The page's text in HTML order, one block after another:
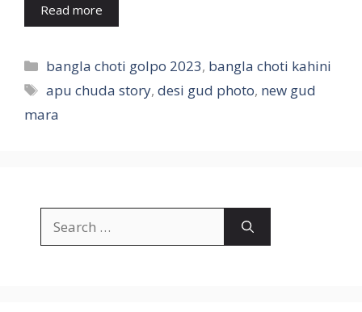
Read more
Categories
bangla choti golpo 2023, bangla choti kahini
Tags
apu chuda story,desi gud photo, new gud
mara
for: